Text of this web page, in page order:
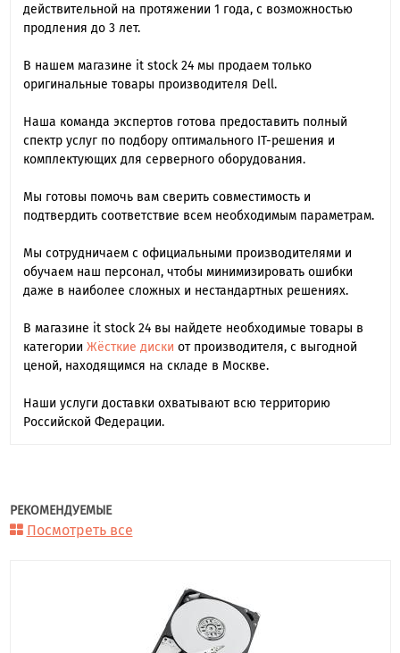
действительной на протяжении 1 года, с возможностью
продления до 3 лет.
В нашем магазине it stock 24 мы продаем только
оригинальные товары производителя Dell.
Наша команда экспертов готова предоставить полный
спектр услуг по подбору оптимального IT-решения и
комплектующих для серверного оборудования.
Мы готовы помочь вам сверить совместимость и
подтвердить соответствие всем необходимым параметрам.
Мы сотрудничаем с официальными производителями и
обучаем наш персонал, чтобы минимизировать ошибки
даже в наиболее сложных и нестандартных решениях.
В магазине it stock 24 вы найдете необходимые товары в
категории Жёсткие диски от производителя, с выгодной
ценой, находящимся на складе в Москве.
Наши услуги доставки охватывают всю территорию
Российской Федерации.
РЕКОМЕНДУЕМЫЕ
Посмотреть все